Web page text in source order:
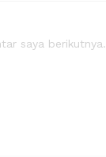
saya berikutnya.